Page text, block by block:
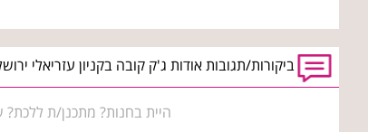
ביקורות/תגובות אודות ג'ק קובה בקניון עזריאלי
היית בחנות? מתכנן/ת